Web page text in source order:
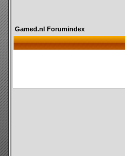
Gamed.nl Forumindex